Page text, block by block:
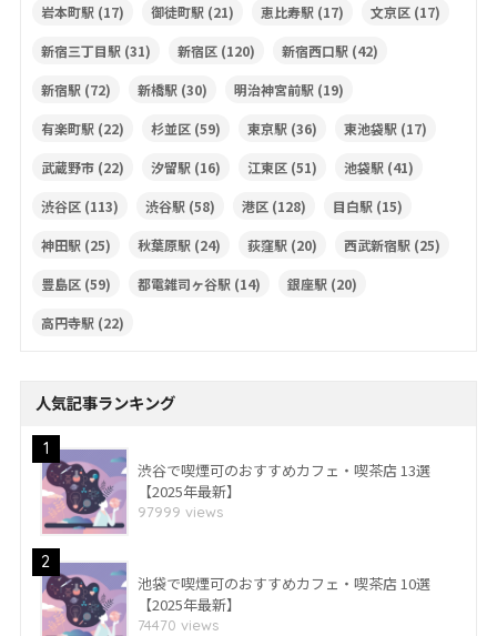
岩本町駅 (17) 御徒町駅 (21) 恵比寿駅 (17) 文京区(17)
新宿三丁目駅 (31) 新宿区(120) 新宿西口駅 (42)
新宿駅 (72) 新橋駅 (30) 明治神宮前駅 (19)
有楽町駅 (22) 杉並区(59) 東京駅 (36) 東池袋駅 (17)
武蔵野市(22) 汐留駅 (16) 江東区(51) 池袋駅 (41)
渋谷区(113) 渋谷駅 (58) 港区(128) 目白駅 (15)
神田駅 (25) 秋葉原駅 (24) 荻窪駅 (20) 西武新宿駅 (25)
豊島区(59) 都電雑司ヶ谷駅 (14) 銀座駅 (20)
高円寺駅 (22)
人気記事ランキング
1
渋谷で喫煙可のおすすめカフェ・喫茶店 13選
【2025年最新】
97999 views
2
池袋で喫煙可のおすすめカフェ・喫茶店 10選
【2025年最新】
74470 views